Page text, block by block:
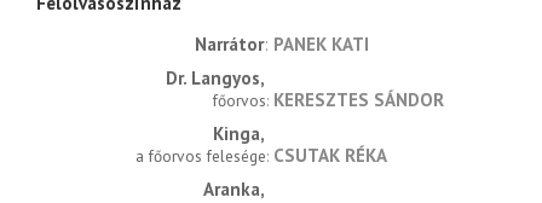
Narrátor PANEK KATI
Dr. Langyos
főorvos KERESZTES SÁNDOR
Kinga
a főorvos felesége CSUTAK RÉKA
Aranka